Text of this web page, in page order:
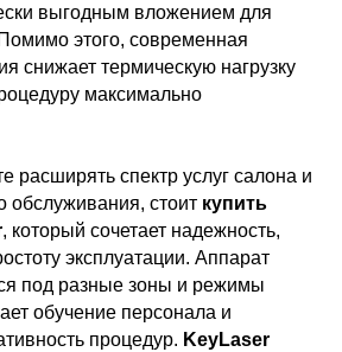
выгодным вложением для
этого, современная
снижает термическую нагрузку
максимально
расширять спектр услуг салона и
обслуживания, стоит купить
, который сочетает надежность,
эксплуатации. Аппарат
под разные зоны и режимы
обучение персонала и
процедур. KeyLaser